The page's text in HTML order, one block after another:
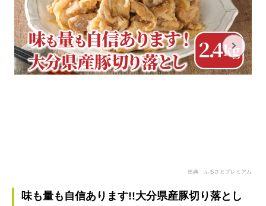
出典：ふるさとプレミアム
味も量も自信あります!!大分県産豚切り落とし